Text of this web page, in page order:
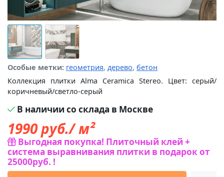
Особые метки: геометрия, дерево, бетон
Коллекция плитки Alma Ceramica Stereo. Цвет: серый/
коричневый/светло-серый
В наличии со склада в Москве
1990руб./ м²
Выгодная покупка! Плиточный клей +
система выравнивания плитки в подарок от
25000руб. !